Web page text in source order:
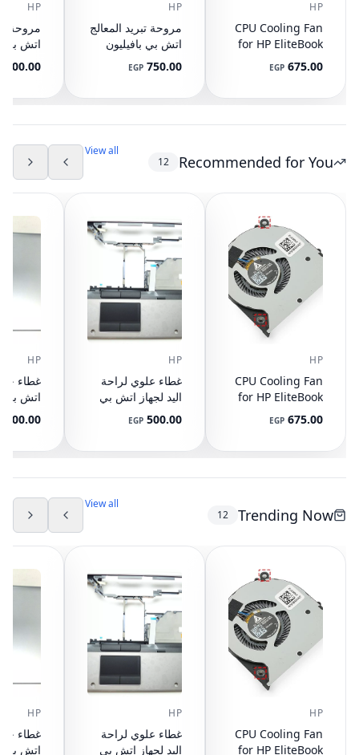
HP
CPU Cooling Fan
for HP EliteBook
745 G3 G4, 840
G3 G4, 848 G3
DC05V 0.50A
675.00
EGP
HP
مروحة تبريد المعالج
اتش بي بافيليون
15-E 17-E
DFS501105PR0T
750.00
EGP
HP
مروحة
اتش بي
15-CX L20335-001
Recommended for You
12
View all
HP
CPU Cooling Fan
for HP EliteBook
745 G3 G4, 840
G3 G4, 848 G3
DC05V 0.50A
675.00
EGP
HP
غطاء علوي لراحة
اليد لجهاز اتش بي
مع تاتش باد
(مستعمل)
500.00
EGP
HP
400.00
Trending Now
12
View all
HP
CPU Cooling Fan
for HP EliteBook
HP
غطاء علوي لراحة
اليد لجهاز اتش بي
HP